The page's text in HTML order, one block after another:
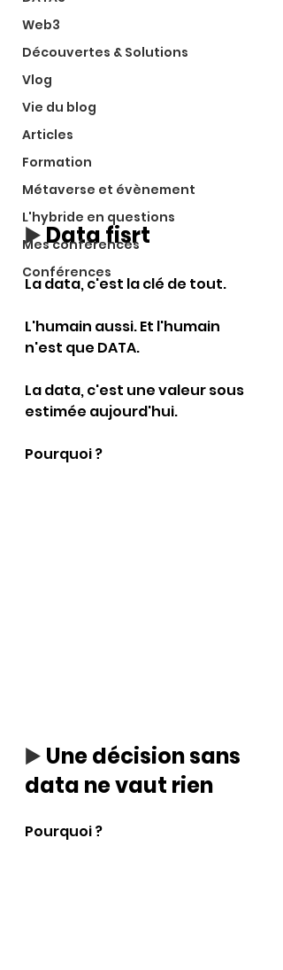
Web3
Découvertes & Solutions
Vlog
Vie du blog
Articles
Formation
Métaverse et évènement
L'hybride en questions
Mes conférences
Conférences
▶️ Data fisrt
La data, c'est la clé de tout.
L'humain aussi. Et l'humain
n'est que DATA.
La data, c'est une valeur sous
estimée aujourd'hui.
Pourquoi ?
▶️ Une décision sans
data ne vaut rien
Pourquoi ?